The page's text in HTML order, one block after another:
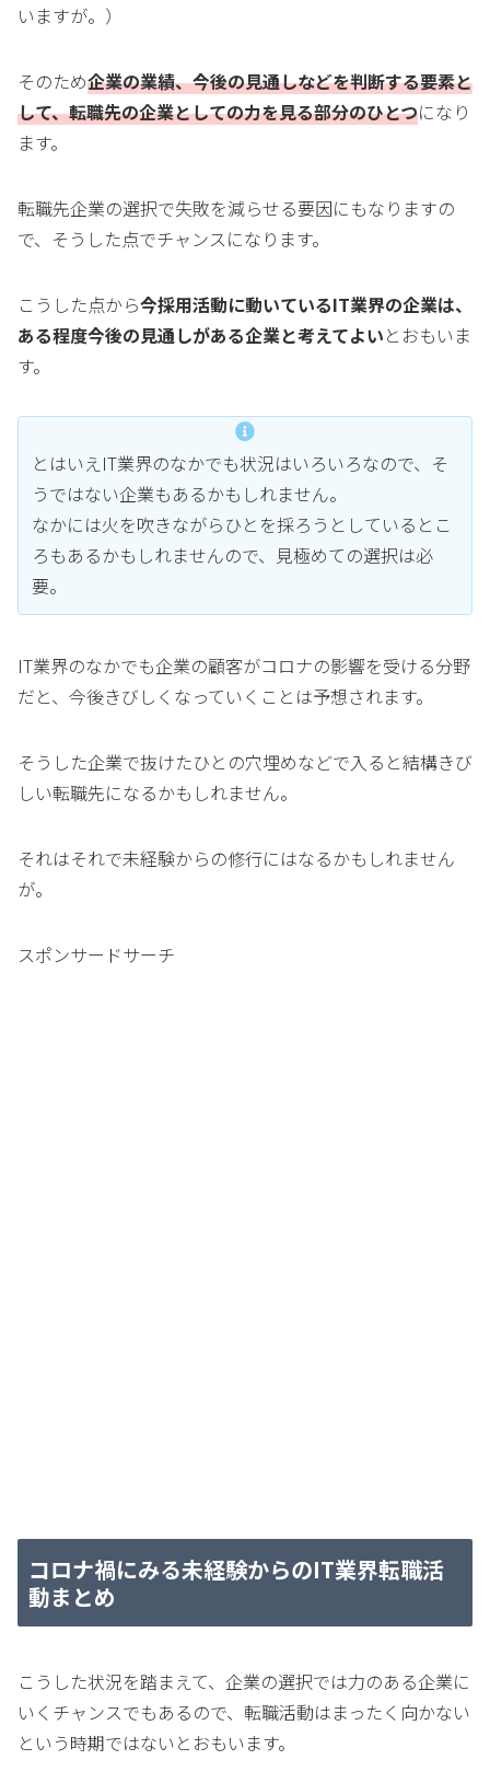
いますが。）
そのため企業の業績、今後の見通しなどを判断する要素と
して、転職先の企業としての力を見る部分のひとつになり
ます。
転職先企業の選択で失敗を減らせる要因にもなりますの
で、そうした点でチャンスになります。
こうした点から今採用活動に動いているIT業界の企業は、
ある程度今後の見通しがある企業と考えてよいとおもいま
す。
とはいえIT業界のなかでも状況はいろいろなので、そ
うではない企業もあるかもしれません。
なかには火を吹きながらひとを採ろうとしているとこ
ろもあるかもしれませんので、見極めての選択は必
要。
IT業界のなかでも企業の顧客がコロナの影響を受ける分野
だと、今後きびしくなっていくことは予想されます。
そうした企業で抜けたひとの穴埋めなどで入ると結構きび
しい転職先になるかもしれません。
それはそれで未経験からの修行にはなるかもしれません
が。
スポンサードサーチ
コロナ禍にみる未経験からのIT業界転職活
動まとめ
こうした状況を踏まえて、企業の選択では力のある企業に
いくチャンスでもあるので、転職活動はまったく向かない
という時期ではないとおもいます。